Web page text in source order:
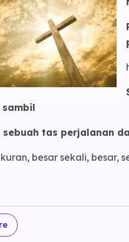
sebuah tas perjalanan
besar sekali, besar,